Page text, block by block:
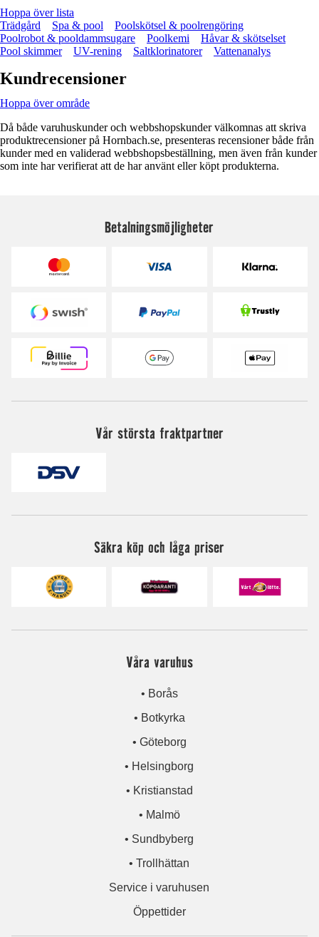
Hoppa över lista
Trädgård
Spa & pool
Poolskötsel & poolrengöring
Poolrobot & pooldammsugare
Poolkemi
Håvar & skötselset
Pool skimmer
UV-rening Saltklorinatorer Vattenanalys
Kundrecensioner
Hoppa över område
Då både varuhuskunder och webbshopskunder välkomnas att skriva
produktrecensioner på Hornbach.se, presenteras recensioner både från
kunder med en validerad webbshopsbeställning, men även från kunder
som inte har verifierat att de har använt eller köpt produkterna.
Betalningsmöjligheter
Vår största fraktpartner
Säkra köp och låga priser
Våra varuhus
• Borås
• Botkyrka
• Göteborg
• Helsingborg
• Kristianstad
• Malmö
• Sundbyberg
• Trollhättan
Service i varuhusen
Öppettider